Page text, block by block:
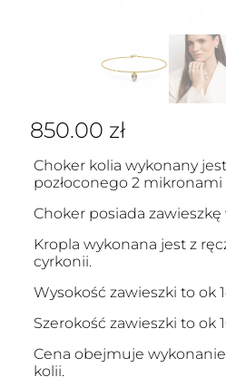
850.00 zł
Choker kolia wykonany
pozłoconego 2 mikronami
Choker posiada zawieszkę
Kropla wykonana jest z
cyrkonii.
Wysokość zawieszki to ok
Szerokość zawieszki to ok
Cena obejmuje
kolii.